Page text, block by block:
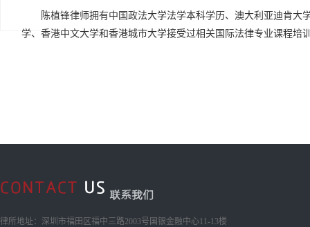
陈植锋律师拥有中国政法大学法学本科学历、澳大利亚迪肯
学、香港中文大学和香港城市大学接受过相关国际法律专业课程培
律所地址：深圳市福田区福中三路2003号国银金融中心11-13楼